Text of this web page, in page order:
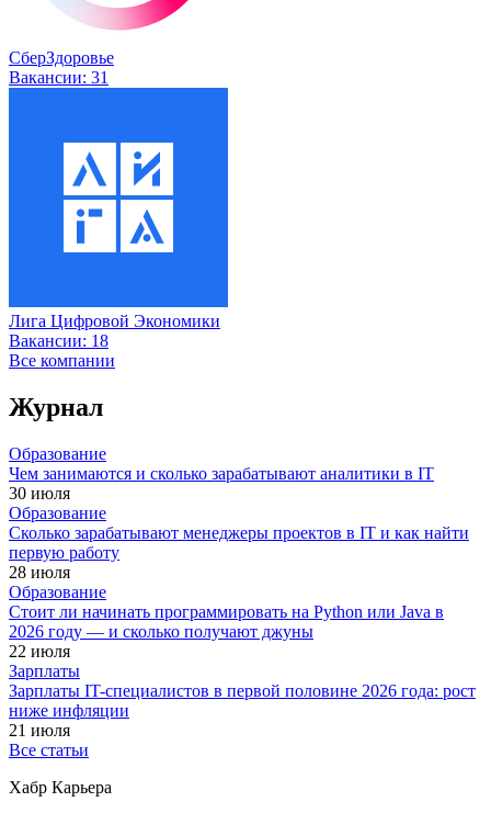
СберЗдоровье
Вакансии: 31
Лига Цифровой Экономики
Вакансии: 18
Все компании
Журнал
Образование
Чем занимаются и сколько зарабатывают аналитики в IT
30 июля
Образование
Сколько зарабатывают менеджеры проектов в IT и как найти
первую работу
28 июля
Образование
Стоит ли начинать программировать на Python или Java в
2026 году — и сколько получают джуны
22 июля
Зарплаты
Зарплаты IT-специалистов в первой половине 2026 года: рост
ниже инфляции
21 июля
Все статьи
Хабр Карьера